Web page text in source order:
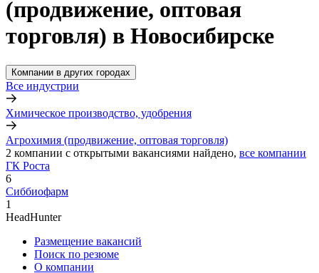
(продвижение, оптовая
торговля) в Новосибирске
Компании в других городах
Все индустрии
Химическое производство, удобрения
Агрохимия (продвижение, оптовая торговля)
2 компании с открытыми вакансиями найдено, все компании
ГК Роста
6
Сиббиофарм
1
HeadHunter
Размещение вакансий
Поиск по резюме
О компании